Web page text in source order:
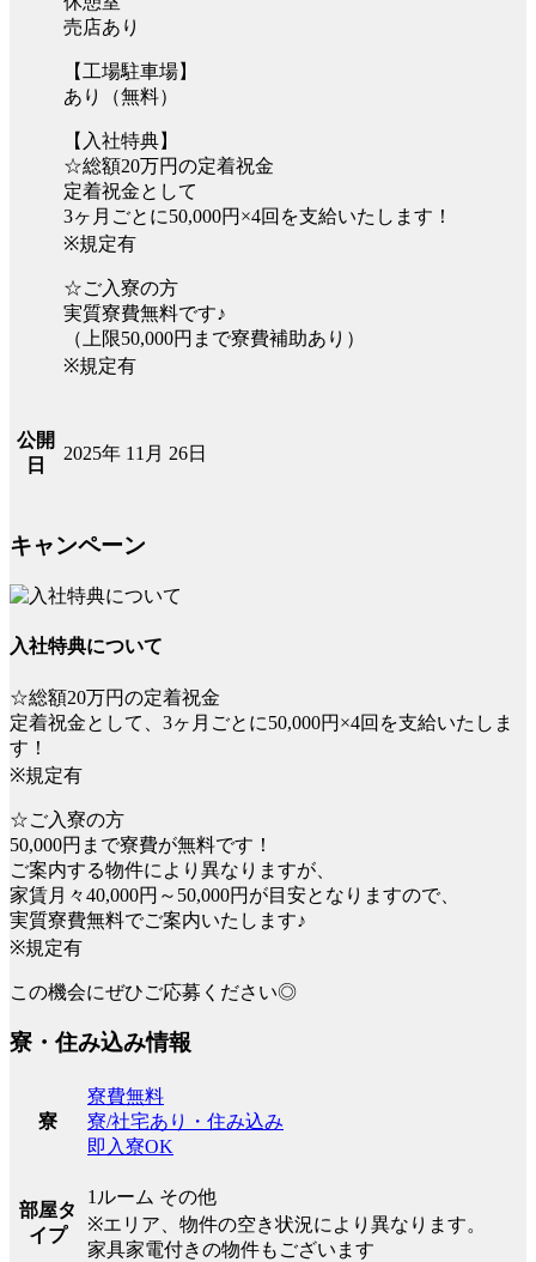
売店あり
【工場駐車場】
あり（無料）
【入社特典】
☆総額20万円の定着祝金
定着祝金として
3ヶ月ごとに50,000円×4回を支給いたします！
※規定有
☆ご入寮の方
実質寮費無料です♪
（上限50,000円まで寮費補助あり）
※規定有
公開
日
2025年 11月 26日
キャンペーン
入社特典について
☆総額20万円の定着祝金
定着祝金として、3ヶ月ごとに50,000円×4回を支給いたしま
す！
※規定有
☆ご入寮の方
50,000円まで寮費が無料です！
ご案内する物件により異なりますが、
家賃月々40,000円～50,000円が目安となりますので、
実質寮費無料でご案内いたします♪
※規定有
この機会にぜひご応募ください◎
寮・住み込み情報
寮
寮費無料
寮/社宅あり・住み込み
即入寮OK
部屋タ
イプ
1ルーム その他
※エリア、物件の空き状況により異なります。
家具家電付きの物件もございます